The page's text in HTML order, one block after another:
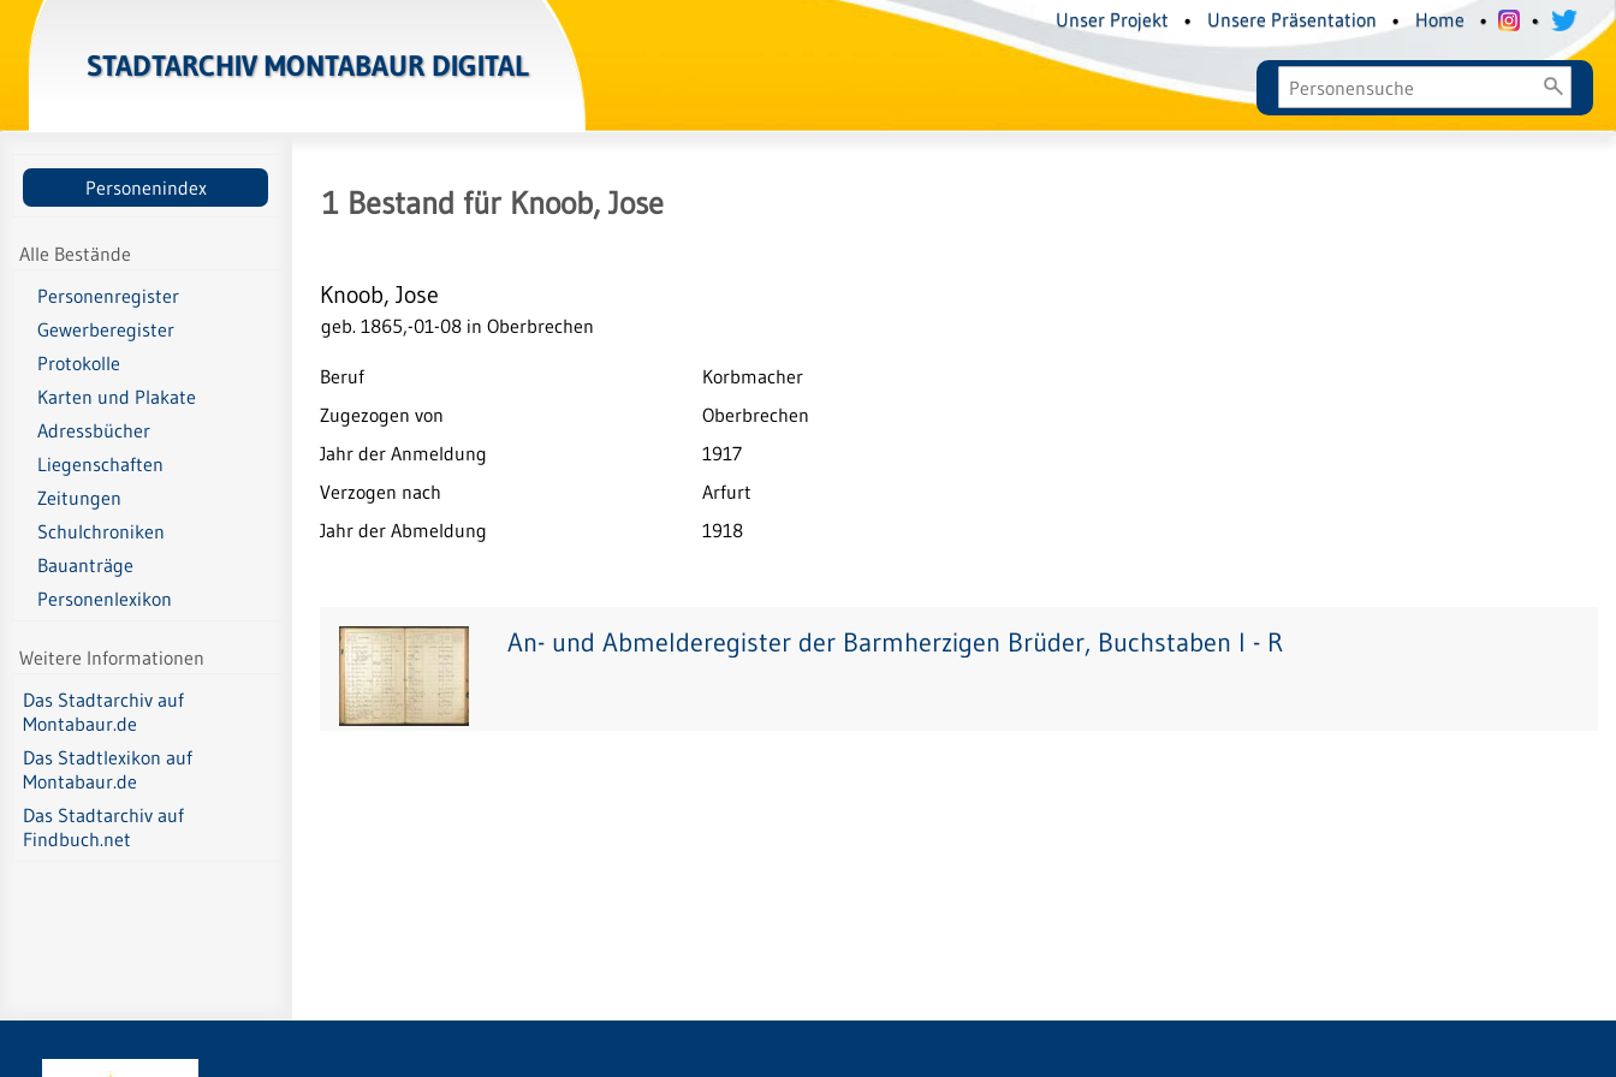
STADTARCHIV MONTABAUR DIGITAL
Unser Projekt • Unsere Präsentation • Home • •
Personenindex
Alle Bestände
Personenregister
Gewerberegister
Protokolle
Karten und Plakate
Adressbücher
Liegenschaften
Zeitungen
Schulchroniken
Bauanträge
Personenlexikon
Weitere Informationen
Das Stadtarchiv auf
Montabaur.de
Das Stadtlexikon auf
Montabaur.de
Das Stadtarchiv auf
Findbuch.net
1 Bestand für Knoob, Jose
Knoob, Jose
geb. 1865,-01-08 in Oberbrechen
Beruf
Korbmacher
Zugezogen von
Oberbrechen
Jahr der Anmeldung
1917
Verzogen nach
Arfurt
Jahr der Abmeldung
1918
An- und Abmelderegister der Barmherzigen Brüder, Buchstaben I - R